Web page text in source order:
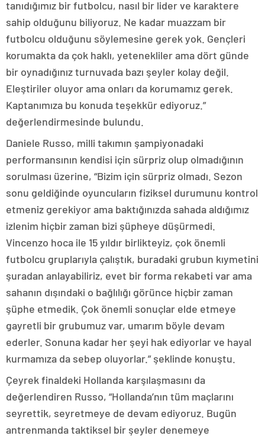
tanıdığımız bir futbolcu, nasıl bir lider ve karaktere
sahip olduğunu biliyoruz. Ne kadar muazzam bir
futbolcu olduğunu söylemesine gerek yok. Gençleri
korumakta da çok haklı, yetenekliler ama dört günde
bir oynadığınız turnuvada bazı şeyler kolay değil.
Eleştiriler oluyor ama onları da korumamız gerek.
Kaptanımıza bu konuda teşekkür ediyoruz.”
değerlendirmesinde bulundu.
Daniele Russo, milli takımın şampiyonadaki
performansının kendisi için sürpriz olup olmadığının
sorulması üzerine, “Bizim için sürpriz olmadı. Sezon
sonu geldiğinde oyuncuların fiziksel durumunu kontrol
etmeniz gerekiyor ama baktığınızda sahada aldığımız
izlenim hiçbir zaman bizi şüpheye düşürmedi.
Vincenzo hoca ile 15 yıldır birlikteyiz, çok önemli
futbolcu gruplarıyla çalıştık, buradaki grubun kıymetini
şuradan anlayabiliriz, evet bir forma rekabeti var ama
sahanın dışındaki o bağlılığı görünce hiçbir zaman
şüphe etmedik. Çok önemli sonuçlar elde etmeye
gayretli bir grubumuz var, umarım böyle devam
ederler. Sonuna kadar her şeyi hak ediyorlar ve hayal
kurmamıza da sebep oluyorlar.” şeklinde konuştu.
Çeyrek finaldeki Hollanda karşılaşmasını da
değerlendiren Russo, “Hollanda’nın tüm maçlarını
seyrettik, seyretmeye de devam ediyoruz. Bugün
antrenmanda taktiksel bir şeyler denemeye